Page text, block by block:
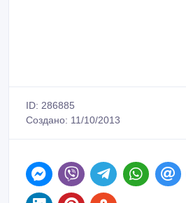
ID: 286885
Создано: 11/10/2013